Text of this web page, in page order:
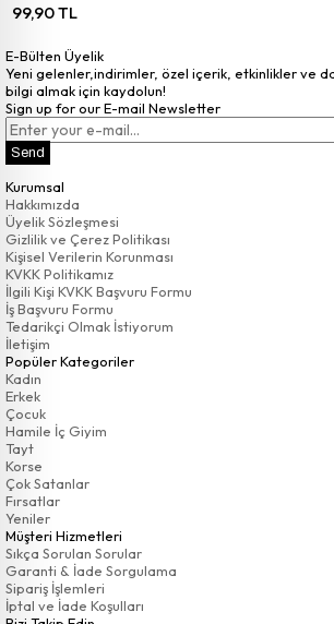
99,90 TL
E-Bülten Üyelik
Yeni gelenler,indirimler, özel içerik, etkinlikler ve
bilgi almak için kaydolun!
Sign up for our E-mail Newsletter
Send
Kurumsal
Hakkımızda
Üyelik Sözleşmesi
Gizlilik ve Çerez Politikası
Kişisel Verilerin Korunması
KVKK Politikamız
İlgili Kişi KVKK Başvuru Formu
İş Başvuru Formu
Tedarikçi Olmak İstiyorum
İletişim
Popüler Kategoriler
Kadın
Erkek
Çocuk
Hamile İç Giyim
Tayt
Korse
Çok Satanlar
Fırsatlar
Yeniler
Müşteri Hizmetleri
Sıkça Sorulan Sorular
Garanti & İade Sorgulama
Sipariş İşlemleri
İptal ve İade Koşulları